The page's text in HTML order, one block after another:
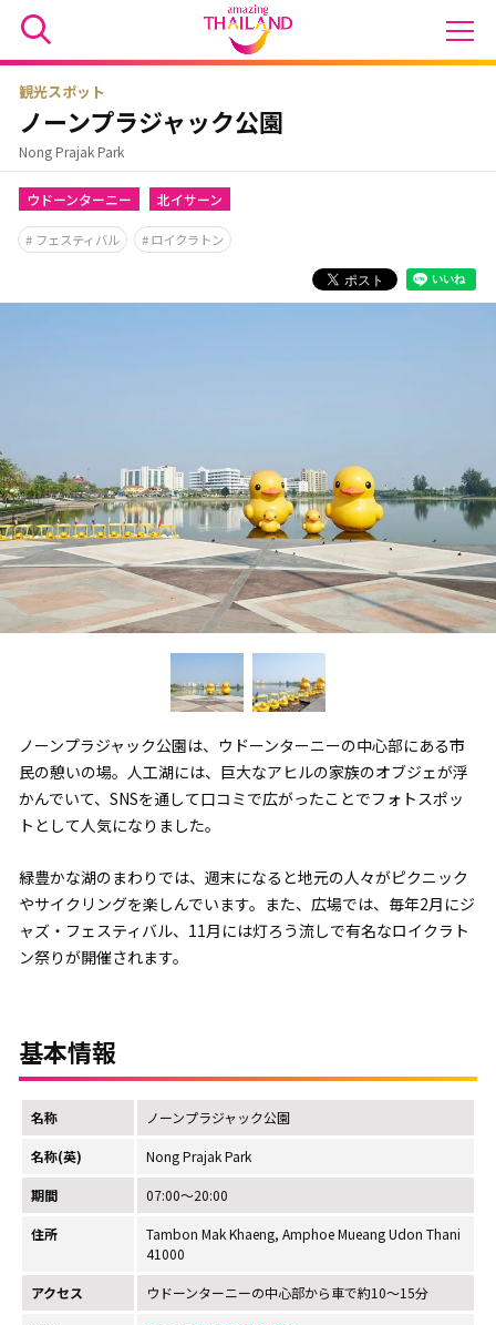
観光スポット
ノーンプラジャック公園
Nong Prajak Park
ウドーンターニー 北イサーン
フェスティバル ロイクラトン
ノーンプラジャック公園は、ウドーンターニーの中心部にある市
民の憩いの場。人工湖には、巨大なアヒルの家族のオブジェが浮
かんでいて、SNSを通して口コミで広がったことでフォトスポッ
トとして人気になりました。
緑豊かな湖のまわりでは、週末になると地元の人々がピクニック
やサイクリングを楽しんでいます。また、広場では、毎年2月にジ
ャズ・フェスティバル、11月には灯ろう流しで有名なロイクラト
ン祭りが開催されます。
基本情報
名称 ノーンプラジャック公園
名称(英) Nong Prajak Park
期間 07:00～20:00
住所
Tambon Mak Khaeng, Amphoe Mueang Udon Thani
41000
アクセス ウドーンターニーの中心部から車で約10～15分